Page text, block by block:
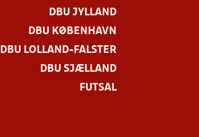
DBU JYLLAND
DBU KØBENHAVN
DBU LOLLAND-FALSTER
DBU SJÆLLAND
FUTSAL